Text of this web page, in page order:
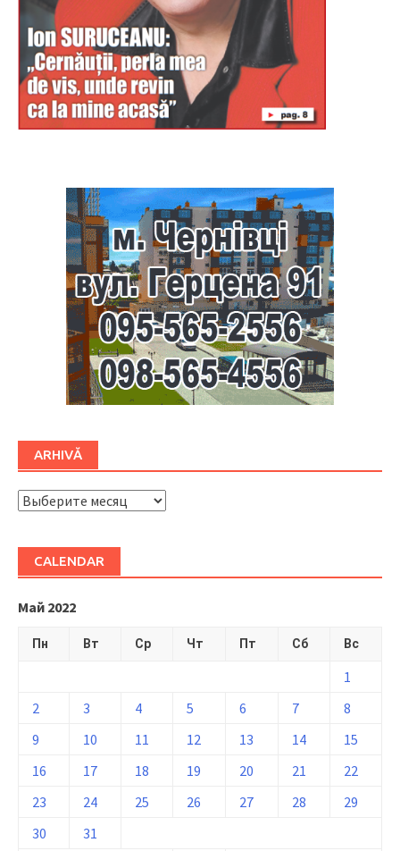
ARHIVĂ
ARHIVĂ
CALENDAR
Май 2022
Пн Вт Ср Чт Пт Сб Вс
1
2
3 4 5 6 7
8
9
10 11 12 13 14
15
16
17 18 19 20 21
22
23
24 25 26 27 28
29
30
31